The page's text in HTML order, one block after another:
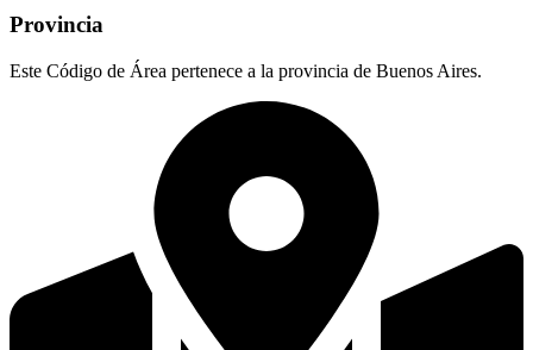
Provincia
Este Código de Área pertenece a la provincia de Buenos Aires.